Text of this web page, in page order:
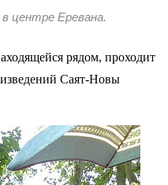
центре Еревана.
рядом, проходит
Саят-Новы